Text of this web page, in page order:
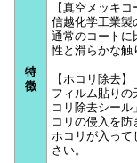
特
徴
【真空メッキコ
信越化学工業製
通常のコートに
性と滑らかな触
【ホコリ除去】
フィルム貼りの
コリ除去シー
コリの侵入を防
ホコリが入って
さい。